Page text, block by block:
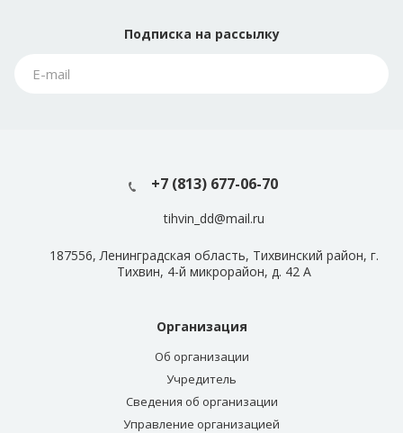
Подписка на рассылку
+7 (813) 677-06-70
tihvin_dd@mail.ru
187556, Ленинградская область, Тихвинский район, г.
Тихвин, 4-й микрорайон, д. 42 А
Организация
Об организации
Учредитель
Сведения об организации
Управление организацией